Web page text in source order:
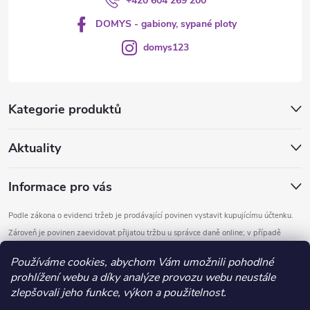
Používáme cookies, abychom Vám umožnili pohodlné
prohlížení webu a díky analýze provozu webu neustále
zlepšovali jeho funkce, výkon a použitelnost.
Kategorie produktů
Aktuality
Informace pro vás
Podle zákona o evidenci tržeb je prodávající povinen vystavit kupujícímu účtenku.
Zároveň je povinen zaevidovat přijatou tržbu u správce daně online; v případě
DOMYS - gabiony, sypané ploty
domys123
Copyright 2026DOMYS. Všechna práva vyhrazena.